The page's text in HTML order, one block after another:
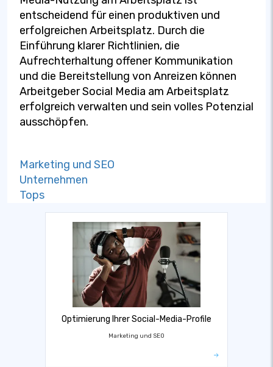
entscheidend für einen produktiven und
erfolgreichen Arbeitsplatz. Durch die
Einführung klarer Richtlinien, die
Aufrechterhaltung offener Kommunikation
und die Bereitstellung von Anreizen können
Arbeitgeber Social Media am Arbeitsplatz
erfolgreich verwalten und sein volles Potenzial
ausschöpfen.
Marketing und SEO
Unternehmen
Tops
Optimierung Ihrer Social-Media-Profile
Marketing und SEO